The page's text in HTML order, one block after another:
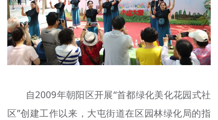
专题
资料库
+
自2009年朝阳区开展“首都绿化美化花园式社
区”创建工作以来，大屯街道在区园林绿化局的指